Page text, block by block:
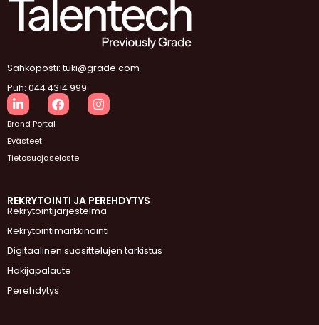
Sähköposti: tuki@grade.com
Puh: 044 4314 999
Brand Portal
Evästeet
Tietosuojaseloste
REKRYTOINTI JA PEREHDYTYS
Rekrytointijärjestelmä
Rekrytointimarkkinointi
Digitaalinen suosittelujen tarkistus
Hakijapalaute
Perehdytys